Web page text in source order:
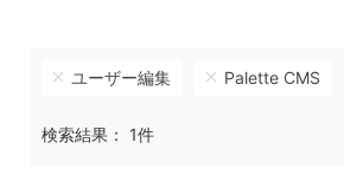
ユーザー編集 Palette CMS
検索結果： 1件